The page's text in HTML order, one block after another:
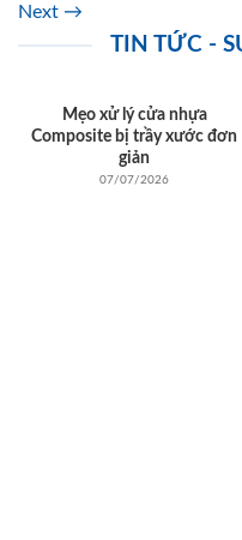
Next →
TIN TỨC -
Mẹo xử lý cửa nhựa
Composite bị trầy xước đơn
giản
07/07/2026